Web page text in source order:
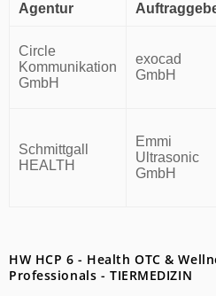
Agentur
Circle
Kommunikation
GmbH
exocad
GmbH
Schmittgall
HEALTH
Emmi
Ultrasonic
GmbH
HW HCP 6 - Health OTC &
Professionals - TIERMEDIZIN